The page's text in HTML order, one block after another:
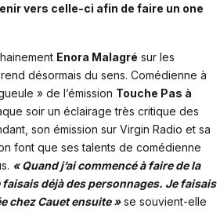
vers celle-ci afin de faire un one
Enora Malagré sur les
désormais du sens. Comédienne à
» de l’émission Touche Pas à
soir un éclairage très critique des
son émission sur Virgin Radio et sa
font que ses talents de comédienne
« Quand j’ai commencé à faire de la
déjà des personnages. Je faisais
chez Cauet ensuite »se souvient-elle